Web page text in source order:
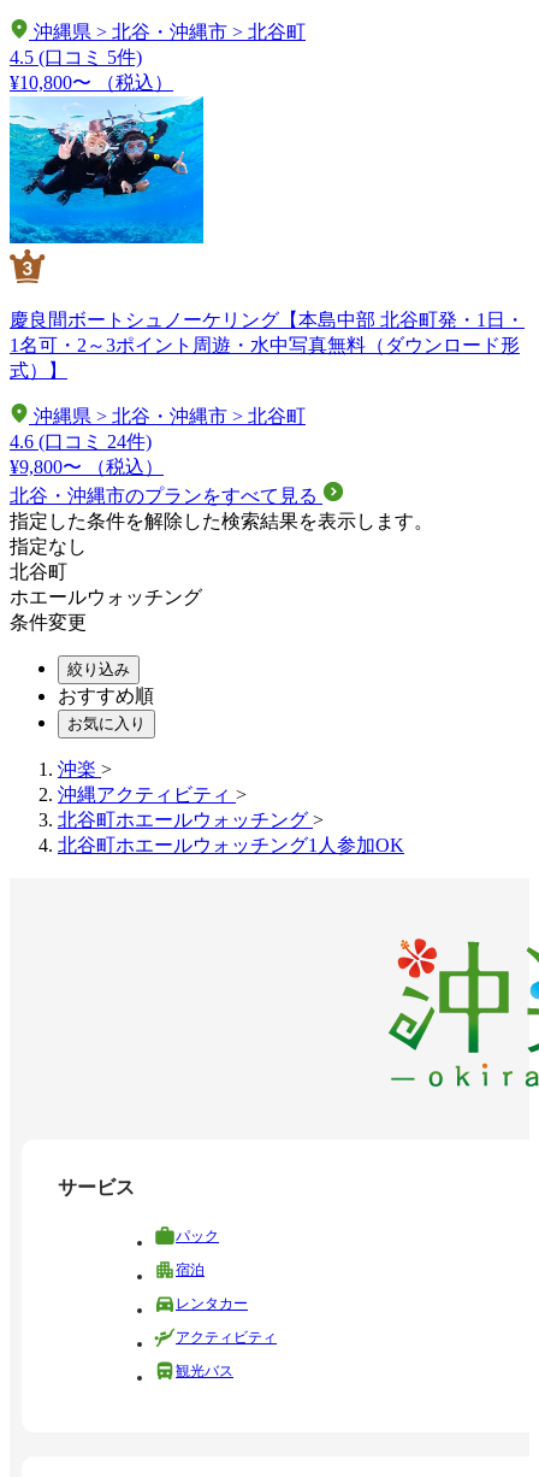
沖縄県 > 北谷・沖縄市 > 北谷町
4.5 (口コミ 5件)
¥10,800〜
（税込）
慶良間ボートシュノーケリング【本島中部 北谷町発・1日・
1名可・2～3ポイント周遊・水中写真無料（ダウンロード形
式）】
沖縄県 > 北谷・沖縄市 > 北谷町
4.6 (口コミ 24件)
¥9,800〜
（税込）
北谷・沖縄市のプランをすべて見る
指定した条件を解除した検索結果を表示します。
指定なし
北谷町
ホエールウォッチング
条件変更
絞り込み
おすすめ順
お気に入り
沖楽 >
沖縄アクティビティ >
北谷町ホエールウォッチング >
北谷町ホエールウォッチング1人参加OK
サービス
パック
宿泊
レンタカー
アクティビティ
観光バス